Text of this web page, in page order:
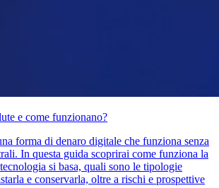
e come funzionano?
forma di denaro digitale che funziona senza
In questa guida scoprirai come funziona la
si basa, quali sono le tipologie
e conservarla, oltre a rischi e prospettive